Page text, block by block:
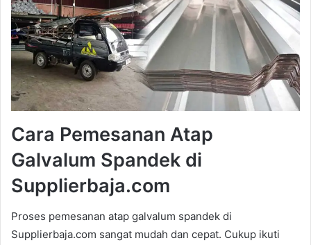
Cara Pemesanan Atap
Galvalum Spandek di
Supplierbaja.com
Proses pemesanan atap galvalum spandek di
Supplierbaja.com sangat mudah dan cepat. Cukup ikuti